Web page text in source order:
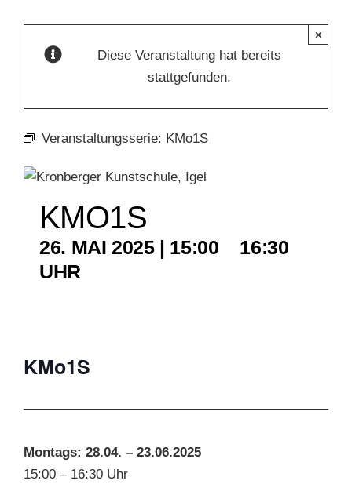
SUCHE
Diese Veranstaltung hat bereits
stattgefunden.
×
Veranstaltungsserie: KMo1S
KMO1S
26. MAI 2025 | 15:00 16:30
KMo1S
Montags: 28.04. – 23.06.2025
15:00 – 16:30 Uhr